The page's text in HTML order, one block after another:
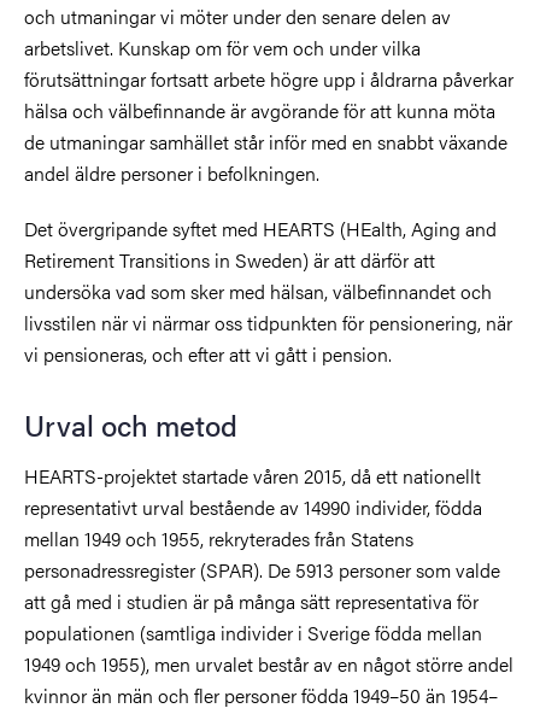
och utmaningar vi möter under den senare delen av
arbetslivet. Kunskap om för vem och under vilka
förutsättningar fortsatt arbete högre upp i åldrarna påverkar
hälsa och välbefinnande är avgörande för att kunna möta
de utmaningar samhället står inför med en snabbt växande
andel äldre personer i befolkningen.
Det övergripande syftet med HEARTS (HEalth, Aging and
Retirement Transitions in Sweden) är att därför att
undersöka vad som sker med hälsan, välbefinnandet och
livsstilen när vi närmar oss tidpunkten för pensionering, när
vi pensioneras, och efter att vi gått i pension.
Urval och metod
HEARTS-projektet startade våren 2015, då ett nationellt
representativt urval bestående av 14990 individer, födda
mellan 1949 och 1955, rekryterades från Statens
personadressregister (SPAR). De 5913 personer som valde
att gå med i studien är på många sätt representativa för
populationen (samtliga individer i Sverige födda mellan
1949 och 1955), men urvalet består av en något större andel
kvinnor än män och fler personer födda 1949–50 än 1954–